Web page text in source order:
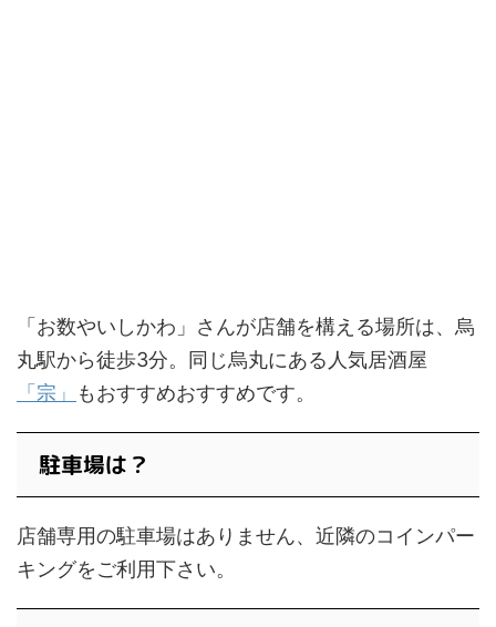
「お数やいしかわ」さんが店舗を構える場所は、烏
丸駅から徒歩3分。同じ烏丸にある人気居酒屋
「宗」
もおすすめおすすめです。
駐車場は？
店舗専用の駐車場はありません、近隣のコインパー
キングをご利用下さい。